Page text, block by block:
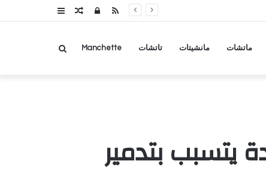
عمودمقالتسجيلRSS
ماتشات مانشيتات تاتشات Manchette بحث
بتدمير